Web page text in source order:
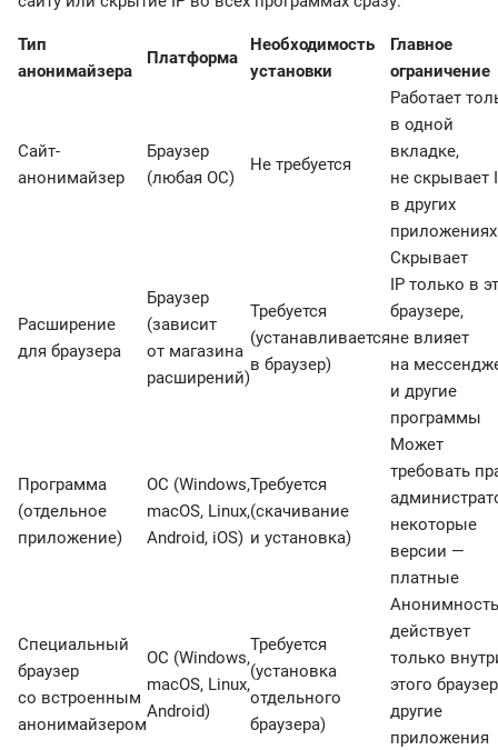
Тип
анонимайзера
Платформа
Необходимость
установки
Главное
ограничение
Сайт-
анонимайзер
Браузер
(любая ОС)
Не требуется
Работает
в одной
вкладке,
не скрывает
в других
приложениях
Расширение
для браузера
Браузер
(зависит
от магазина
расширений)
Требуется
(устанавливается
в браузер)
Скрывает
IP только в
браузере,
не влияет
на
и другие
программы
Программа
(отдельное
приложение)
ОС (Windows,
macOS, Linux,
Android, iOS)
Требуется
(скачивание
и установка)
Может
требовать
некоторые
версии —
платные
Специальный
браузер
со встроенным
анонимайзером
ОС (Windows,
macOS, Linux,
Android)
Требуется
(установка
отдельного
браузера)
Анонимность
действует
только
этого
другие
приложения